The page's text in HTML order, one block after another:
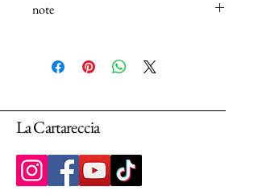
note
Selezionando più unità, ti arriverà un unico
La Cartareccia